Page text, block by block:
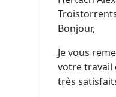
Bonjour,
Je vous
votre travail
très